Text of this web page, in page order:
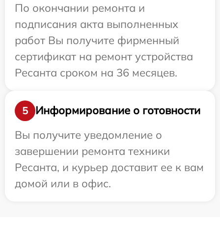
По окончании ремонта и
подписания акта выполненных
работ Вы получите фирменный
сертификат на ремонт устройства
Ресанта сроком на 36 месяцев.
5
Информирование о готовности
Вы получите уведомление о
завершении ремонта техники
Ресанта, и курьер доставит ее к вам
домой или в офис.